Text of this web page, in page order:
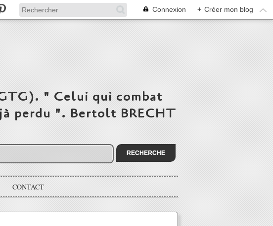
Connexion + Créer mon blog
" Celui qui combat
perdu ". Bertolt BRECHT
CONTACT